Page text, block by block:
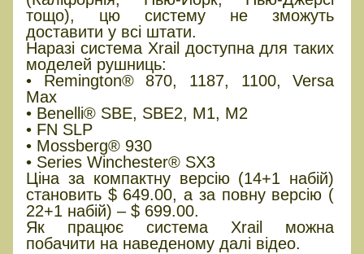
тощо), цю систему не зможуть
доставити у всі штати.
Наразі система Xrail доступна для таких
моделей рушниць:
• Remington® 870, 1187, 1100, Versa
Max
• Benelli® SBE, SBE2, M1, M2
• FN SLP
• Mossberg® 930
• Series Winchester® SX3
Ціна за компактну версію (14+1 набій)
становить $ 649.00, а за повну версію (
22+1 набій) – $ 699.00.
Як працює система Xrail можна
побачити на наведеному далі відео.